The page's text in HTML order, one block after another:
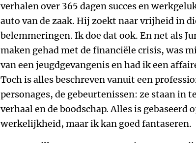
verhalen over 365 dagen succes en
auto van de zaak. Hij zoekt naar vrijheid in
belemmeringen. Ik doe dat ook. En net als
maken gehad met de financiële crisis, was
van een jeugdgevangenis en had ik een
Toch is alles beschreven vanuit een
personages, de gebeurtenissen: ze staan in
verhaal en de boodschap. Alles is gebaseerd
werkelijkheid, maar ik kan goed fantaseren.